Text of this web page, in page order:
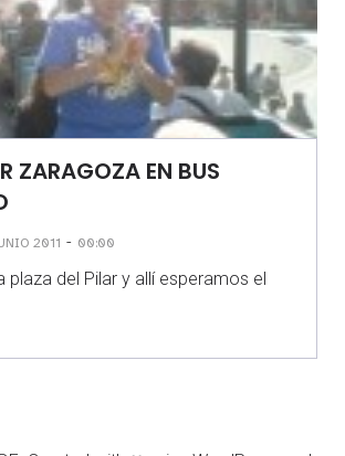
ZARAGOZA EN BUS
2011 - 00:00
plaza del Pilar y allí esperamos el